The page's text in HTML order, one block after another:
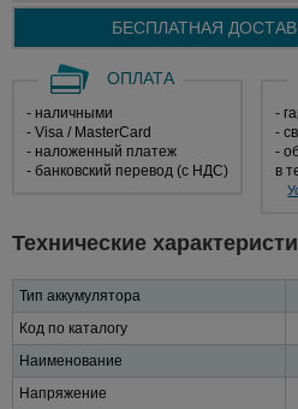
БЕСПЛАТНАЯ
ОПЛАТА
- наличными
- Visa / MasterCard
- наложенный платеж
- банковский перевод (с НДС)
-
-
-
в
Технические
Тип аккумулятора
Код по каталогу
Наименование
Напряжение